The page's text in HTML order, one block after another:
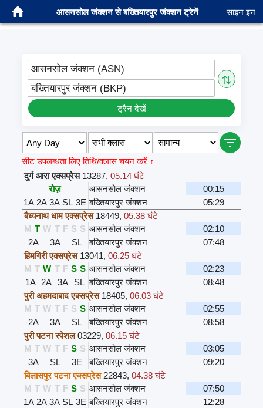
आसनसोल जंक्शन से बख्तियारपुर जंक्शन ट्रेनें साइन इन
आसनसोल जंक्शन (ASN)
⇅
बख्तियारपुर जंक्शन (BKP)
ट्रैन देखें
सीट उपलब्धता लिए तिथि/क्लास चयन करें ↑
दुर्ग आरा एक्सप्रेस 13287,05.14 घंटे
रोज़
आसनसोल जंक्शन
00:15
1A 2A 3A SL 3E बख्तियारपुर जंक्शन
05:29
बैध्यनाथ धाम एक्सप्रेस 18449,05.38 घंटे
M T W T F S S आसनसोल जंक्शन
02:10
2A
3A SL बख्तियारपुर जंक्शन
07:48
हिमगिरी एक्सप्रेस 13041,06.25 घंटे
M T W T F S S आसनसोल जंक्शन
02:23
1A 2A 3A SL बख्तियारपुर जंक्शन
08:48
पुरी अहमदाबाद एक्सप्रेस 18405,06.03 घंटे
M T W T F S S आसनसोल जंक्शन
02:55
2A
3A SL बख्तियारपुर जंक्शन
08:58
पुरी पटना स्पेशल 03229,06.15 घंटे
M T W T F S S आसनसोल जंक्शन
03:05
3A
SL 3E बख्तियारपुर जंक्शन
09:20
बिलासपुर पटना एक्सप्रेस 22843,04.38 घंटे
M T W T F S S आसनसोल जंक्शन
07:50
1A 2A 3A SL 3E बख्तियारपुर जंक्शन
12:28